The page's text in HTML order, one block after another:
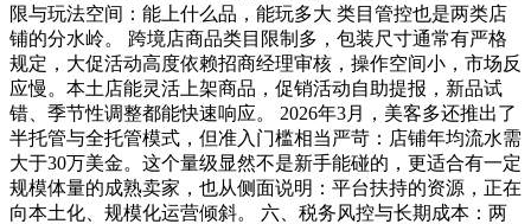
限与玩法空间：能上什么品，能玩多大 类目管控也是两类店
铺的分水岭。 跨境店商品类目限制多，包装尺寸通常有严格
规定，大促活动高度依赖招商经理审核，操作空间小，市场反
应慢。本土店能灵活上架商品，促销活动自助提报，新品试
错、季节性调整都能快速响应。 2026年3月，美客多还推出了
半托管与全托管模式，但准入门槛相当严苛：店铺年均流水需
大于30万美金。这个量级显然不是新手能碰的，更适合有一定
规模体量的成熟卖家，也从侧面说明：平台扶持的资源，正在
向本土化、规模化运营倾斜。 六、税务风控与长期成本：两